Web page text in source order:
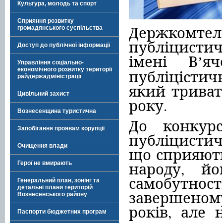
Культура, молодь та спорт
Сприяння розвитку
громадянського суспільства
Доступ до публічної інформації
Управління соціально-
економічного розвитку території
райдержадміністрації
Цивільний захист
Вознесенщина туристична
Запобігання проявам корупції
Очищення влади
Герої не вмирають
Генеральний план, зонінг та
детальні плани територій
Вознесенського району
Паспорти бюджетних програм
імені Вʼ
який
року.
До
що
народу,
років, але